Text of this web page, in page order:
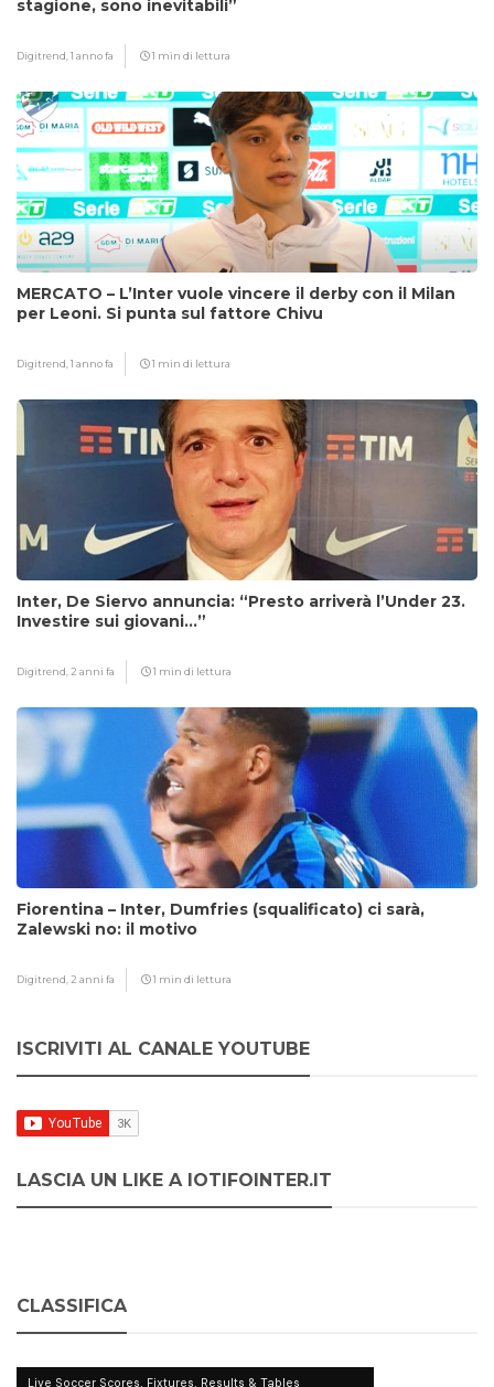
stagione, sono inevitabili”
Digitrend,1 anno fa 1 min di lettura
MERCATO – L’Inter vuole vincere il derby con il Milan
per Leoni. Si punta sul fattore Chivu
Digitrend,1 anno fa 1 min di lettura
Inter, De Siervo annuncia: “Presto arriverà l’Under 23.
Investire sui giovani…”
Digitrend, 2 anni fa 1 min di lettura
Fiorentina – Inter, Dumfries (squalificato) ci sarà,
Zalewski no: il motivo
Digitrend, 2 anni fa 1 min di lettura
ISCRIVITI AL CANALE YOUTUBE
LASCIA UN LIKE A IOTIFOINTER.IT
CLASSIFICA